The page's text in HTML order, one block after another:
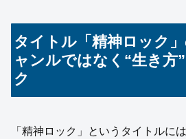
タイトル「精神ロック
ャンルではなく“生き方
ク
「精神ロック」というタイトルに